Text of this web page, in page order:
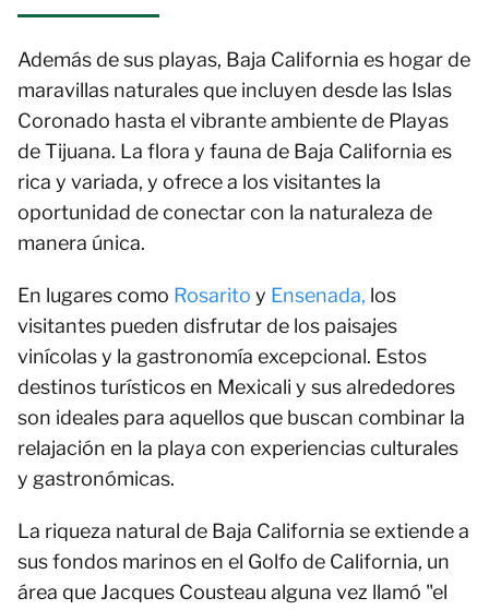
Además de sus playas, Baja California es hogar de
maravillas naturales que incluyen desde las Islas
Coronado hasta el vibrante ambiente de Playas
de Tijuana. La flora y fauna de Baja California es
rica y variada, y ofrece a los visitantes la
oportunidad de conectar con la naturaleza de
manera única.
En lugares como Rosarito y Ensenada, los
visitantes pueden disfrutar de los paisajes
vinícolas y la gastronomía excepcional. Estos
destinos turísticos en Mexicali y sus alrededores
son ideales para aquellos que buscan combinar la
relajación en la playa con experiencias culturales
y gastronómicas.
La riqueza natural de Baja California se extiende a
sus fondos marinos en el Golfo de California, un
área que Jacques Cousteau alguna vez llamó "el